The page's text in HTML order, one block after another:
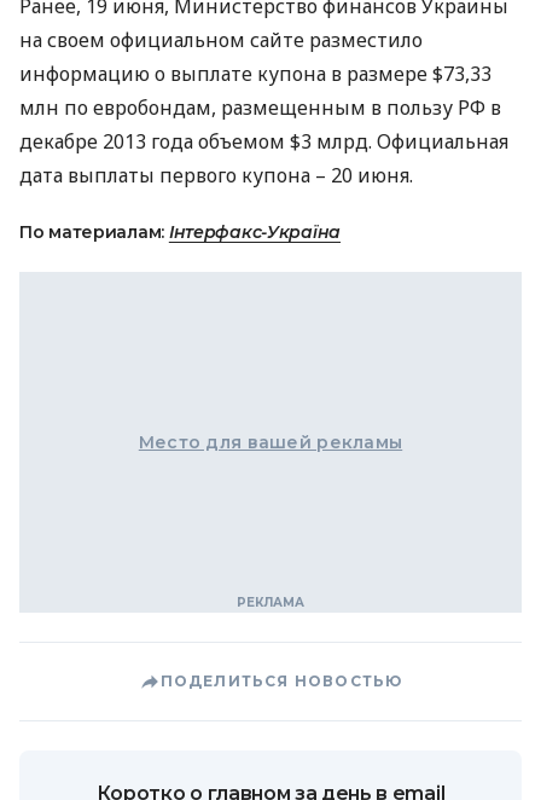
Ранее, 19 июня, Министерство финансов Украины
на своем официальном сайте разместило
информацию о выплате купона в размере $73,33
млн по евробондам, размещенным в пользу РФ в
декабре 2013 года объемом $3 млрд. Официальная
дата выплаты первого купона – 20 июня.
По материалам: Інтерфакс-Україна
Место для вашей рекламы
ПОДЕЛИТЬСЯ НОВОСТЬЮ
Коротко о главном за день в email